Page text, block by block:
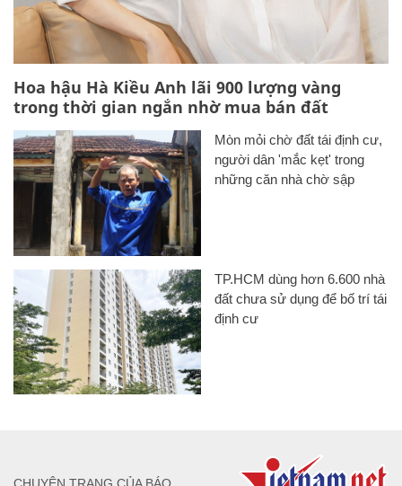
Hoa hậu Hà Kiều Anh lãi 900 lượng vàng
trong thời gian ngắn nhờ mua bán đất
Mòn mỏi chờ đất tái định cư,
người dân 'mắc kẹt' trong
những căn nhà chờ sập
TP.HCM dùng hơn 6.600 nhà
đất chưa sử dụng để bố trí tái
định cư